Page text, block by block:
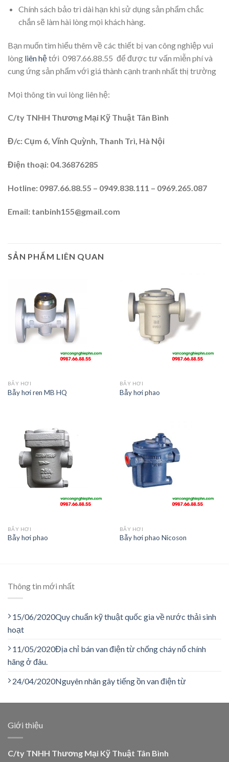
Chính sách bảo trì dài hạn khi sử dụng sản phẩm chắc
chắn sẽ làm hài lòng mọi khách hàng.
Bạn muốn tìm hiểu thêm về các thiết bị van công nghiệp vui
lòng liên hệtới 0987.66.88.55 để được tư vấn miễn phí và
cung ứng sản phẩm với giá thành cạnh tranh nhất thị trường
Mọi thông tin vui lòng liên hệ:
C/ty TNHH Thương Mại Kỹ Thuật Tân Bình
Đ/c: Cụm 6, Vĩnh Quỳnh, Thanh Trì, Hà Nội
Điện thoại: 04.36876285
Hotline: 0987.66.88.55 – 0949.838.111 – 0969.265.087
Email: tanbinh155@gmail.com
SẢN PHẨM LIÊN QUAN
BẪY HƠI
Bẫy hơi ren MB HQ
BẪY HƠI
Bẫy hơi phao
BẪY HƠI
Bẫy hơi phao
BẪY HƠI
Bẫy hơi phao Nicoson
Thông tin mới nhất
15/06/2020Quy chuẩn kỹ thuật quốc gia về nước thải sinh
hoạt
11/05/2020Địa chỉ bán van điện từ chống cháy nổ chính
hãng ở đâu.
24/04/2020Nguyên nhân gây tiếng ồn van điện từ
Giới thiệu
C/ty TNHH Thương Mại Kỹ Thuật Tân Bình